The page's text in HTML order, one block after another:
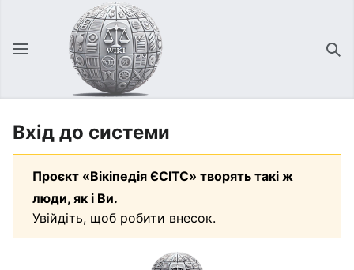
Відкрити головне меню
Вхід до системи
Проєкт «Вікіпедія ЄСІТС» творять такі ж
люди, як і Ви.
Увійдіть, щоб робити внесок.